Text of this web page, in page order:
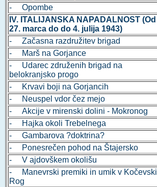
- Opombe
IV. ITALIJANSKA NAPADALNOST (Od
27. marca do do 4. julija 1943)
- Začasna razdružitev brigad
- Marš na Gorjance
- Udarec združenih brigad na
belokranjsko progo
- Krvavi boji na Gorjancih
- Neuspel vdor čez mejo
- Akcije v mirenski dolini - Mokronog
- Hajka okoli Trebelnega
- Gambarova ?doktrina?
- Ponesrečen pohod na Štajersko
- V ajdovškem okolišu
- Manevrski premiki in umik v Kočevski
Rog